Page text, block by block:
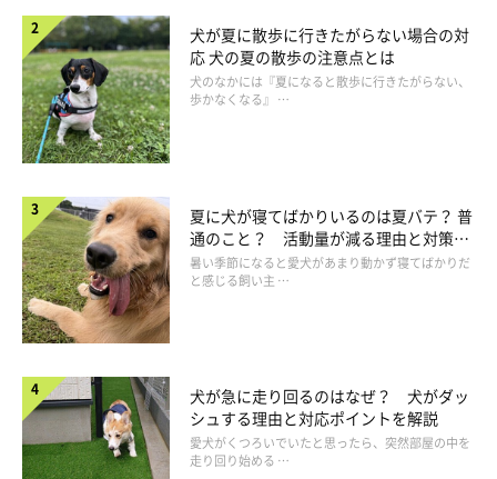
犬が夏に散歩に行きたがらない場合の対
応 犬の夏の散歩の注意点とは
犬のなかには『夏になると散歩に行きたがらない、
歩かなくなる』 …
夏に犬が寝てばかりいるのは夏バテ？ 普
通のこと？ 活動量が減る理由と対策と
は
暑い季節になると愛犬があまり動かず寝てばかりだ
と感じる飼い主 …
犬が急に走り回るのはなぜ？ 犬がダッ
シュする理由と対応ポイントを解説
愛犬がくつろいでいたと思ったら、突然部屋の中を
走り回り始める …